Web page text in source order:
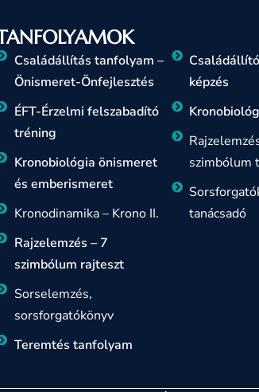
Családállítás tanfolyam –
Önismeret-Önfejlesztés
ÉFT-Érzelmi felszabadító
tréning
Kronobiológia önismeret
és emberismeret
Kronodinamika – Krono II.
Rajzelemzés – 7
szimbólum rajteszt
Sorselemzés,
sorsforgatókönyv
Teremtés tanfolyam
képzés
szimbólum
tanácsadó